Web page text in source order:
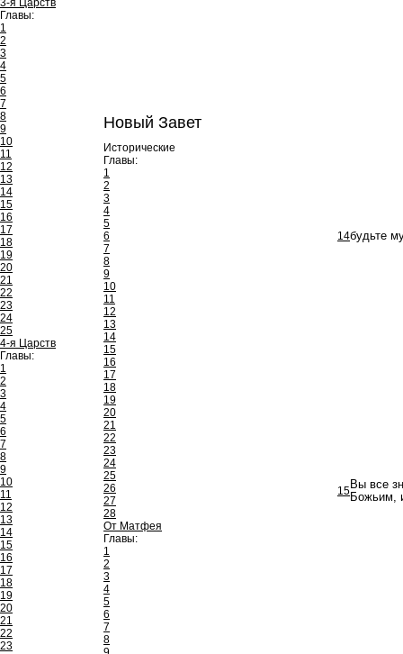
3-я Царств
Главы:
1
2
3
4
5
6
7
8
9
10
11
12
13
14
15
16
17
18
19
20
21
22
23
24
25
4-я Царств
Главы:
1
2
3
4
5
6
7
8
9
10
11
12
13
14
15
16
17
18
19
20
21
22
23
Новый Завет
Исторические
Главы:
1
2
3
4
5
6
7
8
9
10
11
12
13
14
15
16
17
18
19
20
21
22
23
24
25
26
27
28
От Матфея
Главы:
1
2
3
4
5
6
7
8
14будьте
15Вы все
Божьим,